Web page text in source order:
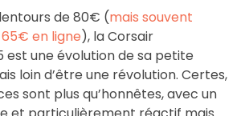
de 80€ (mais souvent
en ligne), la Corsair
est une évolution de sa petite
loin d’être une révolution. Certes,
sont plus qu’honnêtes, avec un